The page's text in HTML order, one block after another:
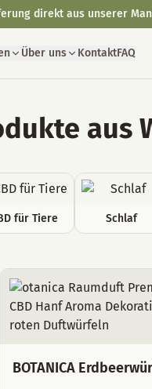
Über uns KontaktFAQ
aus
für Tiere Schlaf
BOTANICA
direkt aus unserer